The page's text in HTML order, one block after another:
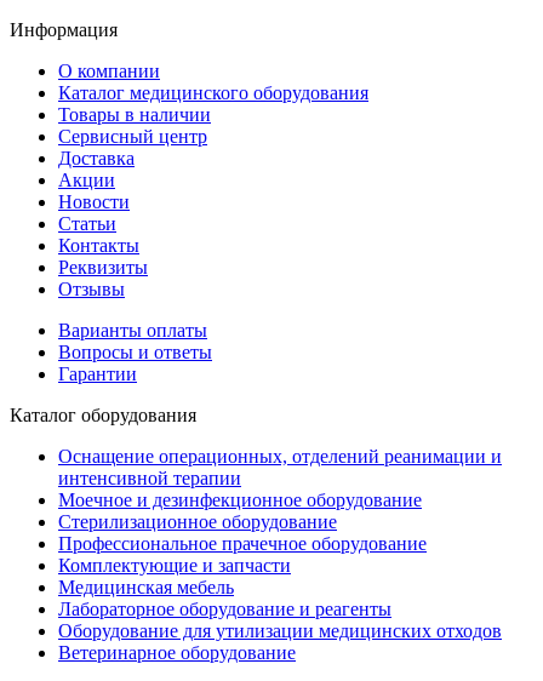
Информация
О компании
Каталог медицинского оборудования
Товары в наличии
Сервисный центр
Доставка
Акции
Новости
Статьи
Контакты
Реквизиты
Отзывы
Варианты оплаты
Вопросы и ответы
Гарантии
Каталог оборудования
Оснащение операционных, отделений реанимации и
интенсивной терапии
Моечное и дезинфекционное оборудование
Стерилизационное оборудование
Профессиональное прачечное оборудование
Комплектующие и запчасти
Медицинская мебель
Лабораторное оборудование и реагенты
Оборудование для утилизации медицинских отходов
Ветеринарное оборудование